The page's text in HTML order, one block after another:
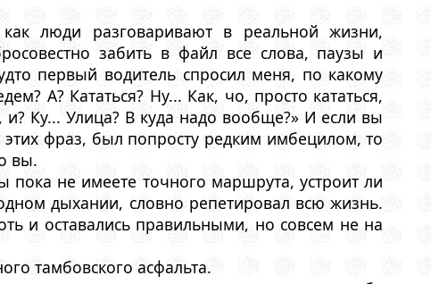
люди разговаривают в реальной жизни,
забить в файл все слова, паузы и
первый водитель спросил меня, по какому
А? Кататься? Ну... Как, чо, просто кататься,
и? Ку... Улица? В куда надо вообще?» И если вы
фраз, был попросту редким имбецилом, то
вы.
не имеете точного маршрута, устроит ли
дыхании, словно репетировал всю жизнь.
и оставались правильными, но совсем не на
тамбовского асфальта.